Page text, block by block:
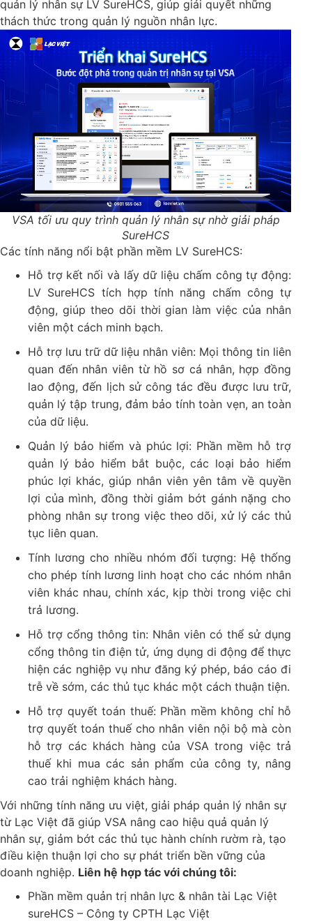
quản lý nhân sự LV SureHCS, giúp giải quyết những
thách thức trong quản lý nguồn nhân lực.
VSA tối ưu quy trình quản lý nhân sự nhờ giải pháp
SureHCS
Các tính năng nổi bật phần mềm LV SureHCS:
Hỗ trợ kết nối và lấy dữ liệu chấm công tự động:
LV SureHCS tích hợp tính năng chấm công tự
động, giúp theo dõi thời gian làm việc của nhân
viên một cách minh bạch.
Hỗ trợ lưu trữ dữ liệu nhân viên: Mọi thông tin liên
quan đến nhân viên từ hồ sơ cá nhân, hợp đồng
lao động, đến lịch sử công tác đều được lưu trữ,
quản lý tập trung, đảm bảo tính toàn vẹn, an toàn
của dữ liệu.
Quản lý bảo hiểm và phúc lợi: Phần mềm hỗ trợ
quản lý bảo hiểm bắt buộc, các loại bảo hiểm
phúc lợi khác, giúp nhân viên yên tâm về quyền
lợi của mình, đồng thời giảm bớt gánh nặng cho
phòng nhân sự trong việc theo dõi, xử lý các thủ
tục liên quan.
Tính lương cho nhiều nhóm đối tượng: Hệ thống
cho phép tính lương linh hoạt cho các nhóm nhân
viên khác nhau, chính xác, kịp thời trong việc chi
trả lương.
Hỗ trợ cổng thông tin: Nhân viên có thể sử dụng
cổng thông tin điện tử, ứng dụng di động để thực
hiện các nghiệp vụ như đăng ký phép, báo cáo đi
trễ về sớm, các thủ tục khác một cách thuận tiện.
Hỗ trợ quyết toán thuế: Phần mềm không chỉ hỗ
trợ quyết toán thuế cho nhân viên nội bộ mà còn
hỗ trợ các khách hàng của VSA trong việc trả
thuế khi mua các sản phẩm của công ty, nâng
cao trải nghiệm khách hàng.
Với những tính năng ưu việt, giải pháp quản lý nhân sự
từ Lạc Việt đã giúp VSA nâng cao hiệu quả quản lý
nhân sự, giảm bớt các thủ tục hành chính rườm rà, tạo
điều kiện thuận lợi cho sự phát triển bền vững của
doanh nghiệp. Liên hệ hợp tác với chúng tôi:
Phần mềm quản trị nhân lực & nhân tài Lạc Việt
sureHCS – Công ty CPTH Lạc Việt